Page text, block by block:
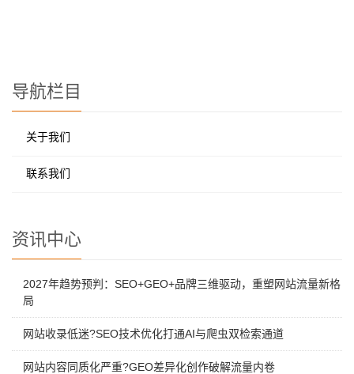
导航栏目
关于我们
联系我们
资讯中心
2027年趋势预判：SEO+GEO+品牌三维驱动，重塑网站流量新格
局
网站收录低迷?SEO技术优化打通AI与爬虫双检索通道
网站内容同质化严重?GEO差异化创作破解流量内卷